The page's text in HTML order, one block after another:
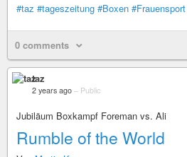
#taz #tageszeitung #Boxen #Frauensport
0 comments
taz
2 years ago – Public
Jubiläum Boxkampf Foreman vs. Ali
Rumble of the World